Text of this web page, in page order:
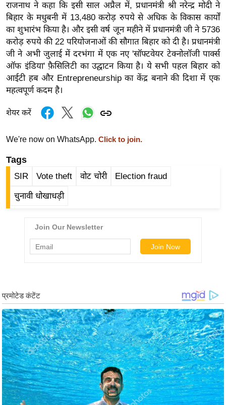
ड
फि
ल्म
स
मी
क्षा
B
e
k
i
N
स्टा
इ
ल
टे
क्नॉ
लॉ
जी
ब्यू
टी
राजनाथ ने कहा कि इसी साल अप्रैल में, प्रधानमंत्री श्री नरेन्द्र मोदी ने
बिहार के मधुबनी में 13,480 करोड़ रुपये से अधिक के विकास कार्यों
का शुभारंभ किया है। और इसी वर्ष जून महीने में प्रधानमंत्री जी ने 5736
करोड़ रुपये की 22 परियोजनाओं की सौगात बिहार को दी है। प्रधानमंत्री
जी ने अभी जुलाई में दरभंगा में एक नए 'सॉफ्टवेयर टेक्नोलॉजी पार्क्स
ऑफ इंडिया' फ़ैसिलिटी का उद्घाटन किया है। ये सभी पहल बिहार को
आईटी हब और Entrepreneurship का केंद्र बनाने की दिशा में एक
महत्वपूर्ण कदम है।
शेयर करें
We're now on WhatsApp. Click to join.
Tags
SIR Vote theft वोट चोरी Election fraud
चुनावी धोखाधड़ी